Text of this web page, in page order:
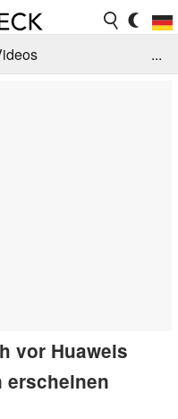
...
vor Huaweis
erscheinen